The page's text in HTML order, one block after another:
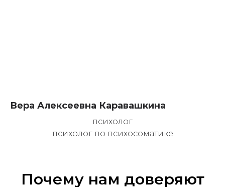
Вера Алексеевна Каравашкина
психолог
психолог по психосоматике
Почему нам доверяют